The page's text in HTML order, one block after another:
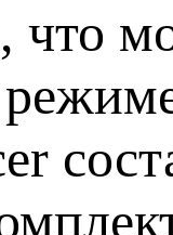
что